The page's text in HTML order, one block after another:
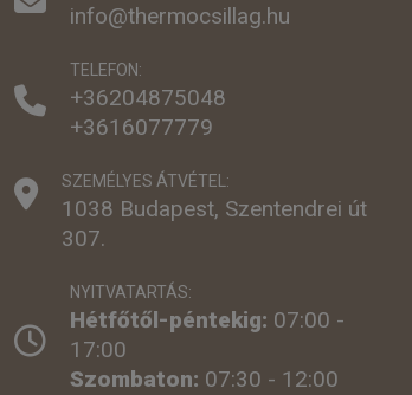
info@thermocsillag.hu
TELEFON:
+36204875048
+3616077779
SZEMÉLYES ÁTVÉTEL:
1038 Budapest, Szentendrei út
307.
NYITVATARTÁS:
Hétfőtől-péntekig: 07:00 -
17:00
Szombaton: 07:30 - 12:00